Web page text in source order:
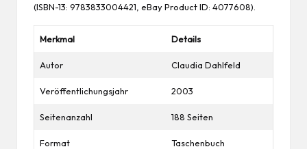
(ISBN-13: 9783833004421, eBay Product ID: 4077608).
Merkmal Details
Autor Claudia Dahlfeld
Veröffentlichungsjahr 2003
Seitenanzahl 188 Seiten
Format Taschenbuch